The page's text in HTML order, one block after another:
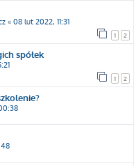
« 08 lut 2022, 11:31
1 2
spółek
1 2